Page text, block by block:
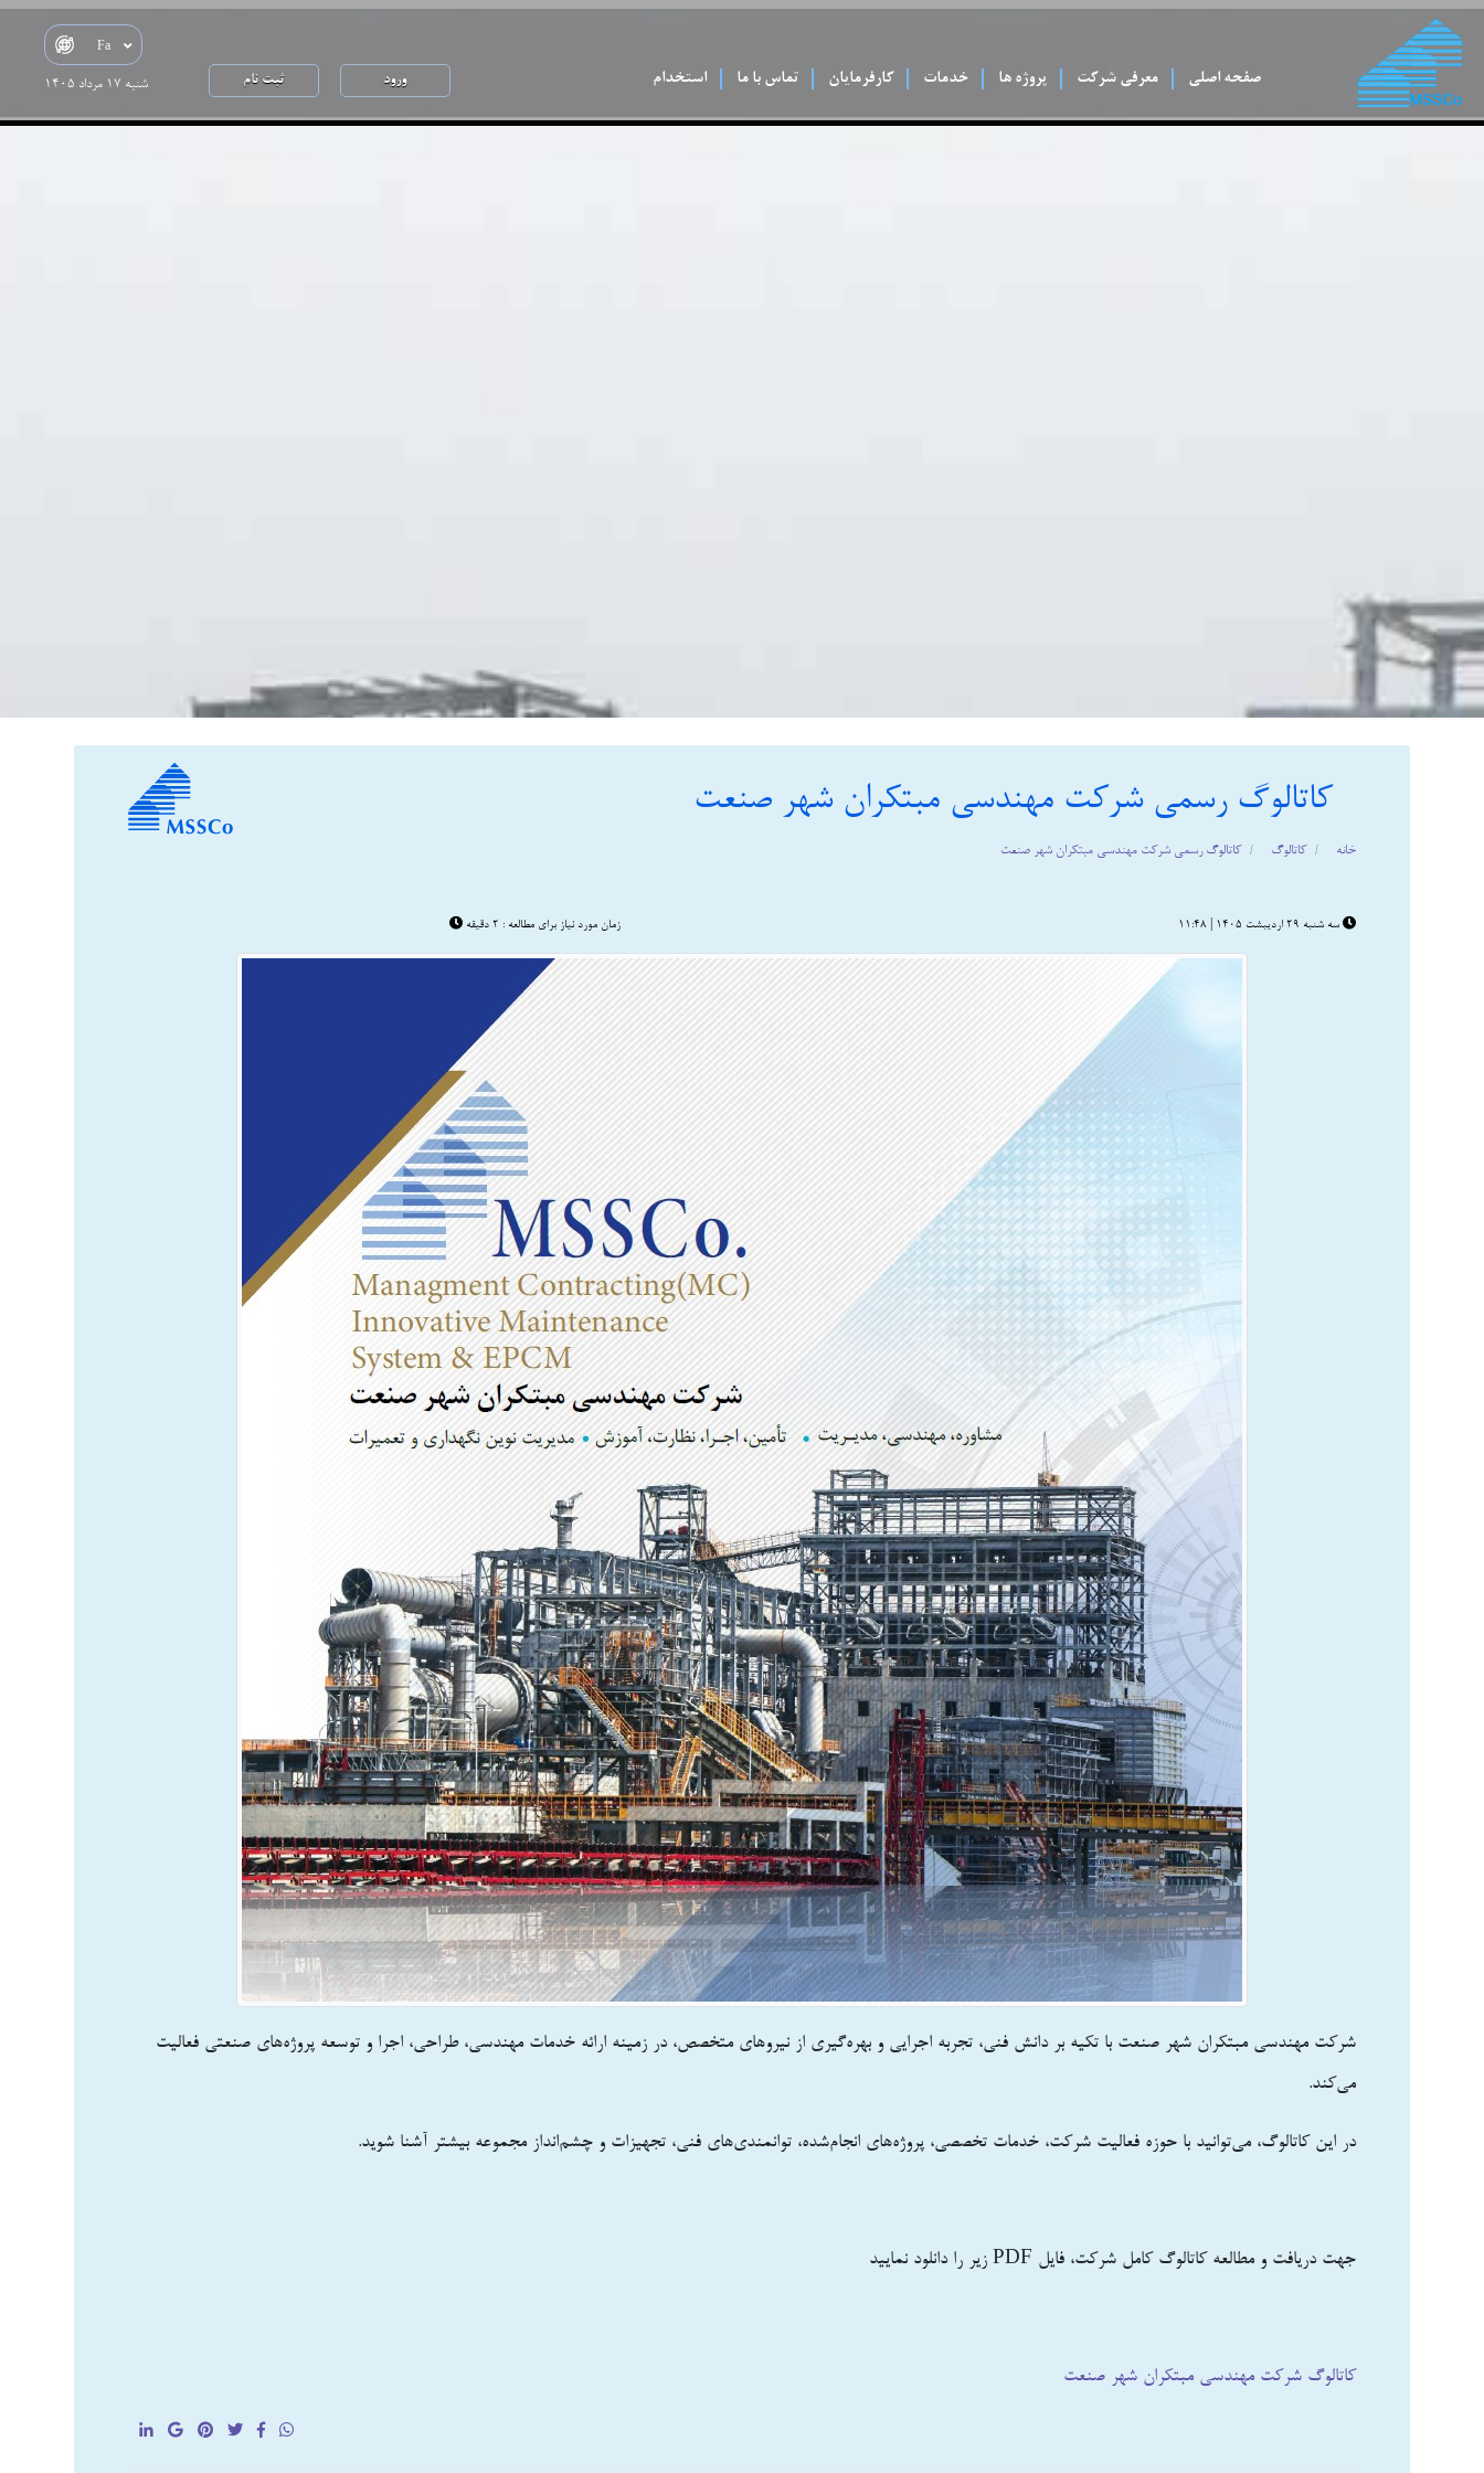
صفحه اصلی معرفی شرکت پروژه ها خدمات کارفرمایان تماس با ما استخدام ورود ثبت نام
Fa
شنبه 17 مرداد 1405
کاتالوگ رسمی شرکت مهندسی مبتکران شهر صنعت
خانه کاتالوگ کاتالوگ رسمی شرکت مهندسی مبتکران شهر صنعت
سه شنبه 29 اردیبشت 1405 11:48 زمان مورد نیاز برای مطالعه : 2 دقیقه
شرکت مهندسی مبتکران شهر صنعت با تکیه بر دانش فنی، تجربه اجرایی و بهره‌گیری از نیروهای متخصص، در زمینه ارائه خدمات مهندسی، طراحی، اجرا و توسعه پروژه‌های صنعتی فعالیت
می‌کند.
در این کاتالوگ، می‌توانید با حوزه فعالیت شرکت، خدمات تخصصی، پروژه‌های انجام‌شده، توانمندی‌های فنی، تجهیزات و چشم‌انداز مجموعه بیشتر آشنا شوید.
جهت دریافت و مطالعه کاتالوگ کامل شرکت، فایل PDF زیر را دانلود نمایید
کاتالوگ شرکت مهندسی مبتکران شهر صنعت